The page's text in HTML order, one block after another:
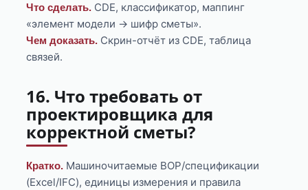
Что сделать. CDE, классификатор, маппинг
«элемент модели → шифр сметы».
Чем доказать. Скрин-отчёт из CDE, таблица
связей.
16. Что требовать от
проектировщика для
корректной сметы?
Кратко. Машиночитаемые ВОР/спецификации
(Excel/IFC), единицы измерения и правила